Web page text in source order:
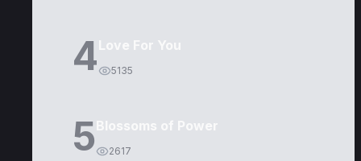
4Love For You
5135
5Blossoms of Power
2617